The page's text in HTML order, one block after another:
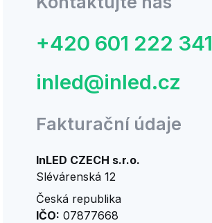
+420 601 222 341
inled@inled.cz
Fakturační údaje
InLED CZECH s.r.o.
Slévárenská 12
Česká republika
IČO: 07877668